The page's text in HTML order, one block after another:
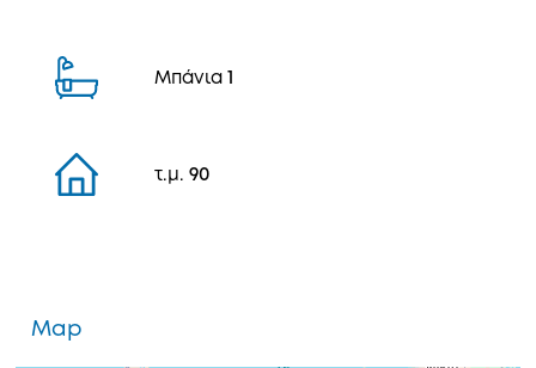
Μπάνια
τ.μ. 90
Map